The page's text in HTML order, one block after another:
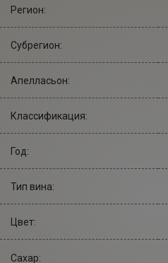
Регион:
Субрегион:
Апелласьон:
Классификация:
Год:
Тип вина:
Цвет:
Сахар: